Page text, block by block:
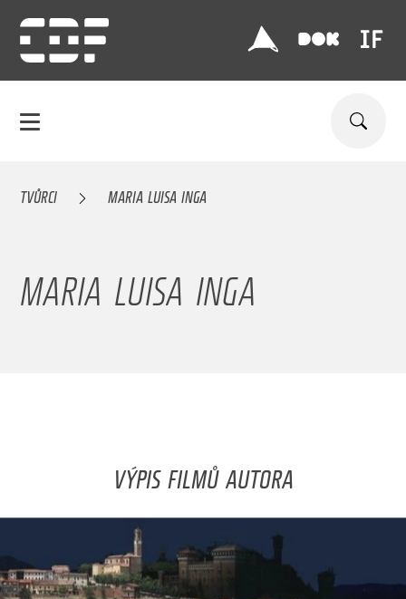
TVŮRCI MARIA LUISA INGA
MARIA LUISA INGA
VÝPIS FILMŮ AUTORA